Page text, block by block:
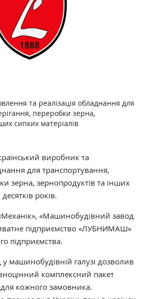
та реалізація обладнання для
переробки зерна,
сипких матеріалів
виробник та
для транспортування,
зерна, зернопродуктів та інших
років.
«Машинобудівний завод
підприємство «ЛУБНИМАШ»
підприємства.
у машинобудівній галузі дозволив
комплексний пакет
кожного замовника.